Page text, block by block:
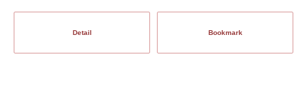
Detail Bookmark